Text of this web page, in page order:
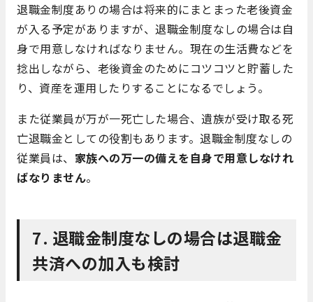
退職金制度ありの場合は将来的にまとまった老後資金
が入る予定がありますが、退職金制度なしの場合は自
身で用意しなければなりません。現在の生活費などを
捻出しながら、老後資金のためにコツコツと貯蓄した
り、資産を運用したりすることになるでしょう。
また従業員が万が一死亡した場合、遺族が受け取る死
亡退職金としての役割もあります。退職金制度なしの
従業員は、 家族への万一の備えを自身で用意しなけれ
ばなりません。
7. 退職金制度なしの場合は退職金
共済への加入も検討